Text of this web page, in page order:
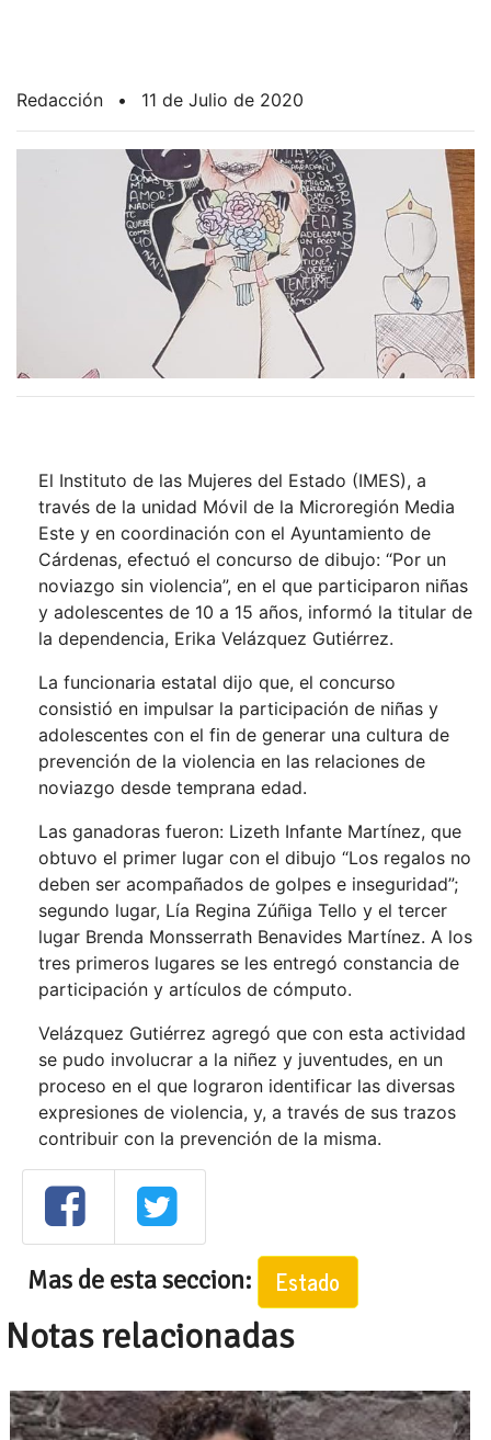
Redacción • 11 de Julio de 2020
El Instituto de las Mujeres del Estado (IMES), a
través de la unidad Móvil de la Microregión Media
Este y en coordinación con el Ayuntamiento de
Cárdenas, efectuó el concurso de dibujo: “Por un
noviazgo sin violencia”, en el que participaron niñas
y adolescentes de 10 a 15 años, informó la titular de
la dependencia, Erika Velázquez Gutiérrez.
La funcionaria estatal dijo que, el concurso
consistió en impulsar la participación de niñas y
adolescentes con el fin de generar una cultura de
prevención de la violencia en las relaciones de
noviazgo desde temprana edad.
Las ganadoras fueron: Lizeth Infante Martínez, que
obtuvo el primer lugar con el dibujo “Los regalos no
deben ser acompañados de golpes e inseguridad”;
segundo lugar, Lía Regina Zúñiga Tello y el tercer
lugar Brenda Monsserrath Benavides Martínez. A los
tres primeros lugares se les entregó constancia de
participación y artículos de cómputo.
Velázquez Gutiérrez agregó que con esta actividad
se pudo involucrar a la niñez y juventudes, en un
proceso en el que lograron identificar las diversas
expresiones de violencia, y, a través de sus trazos
contribuir con la prevención de la misma.
Mas de esta seccion: Estado
Notas relacionadas